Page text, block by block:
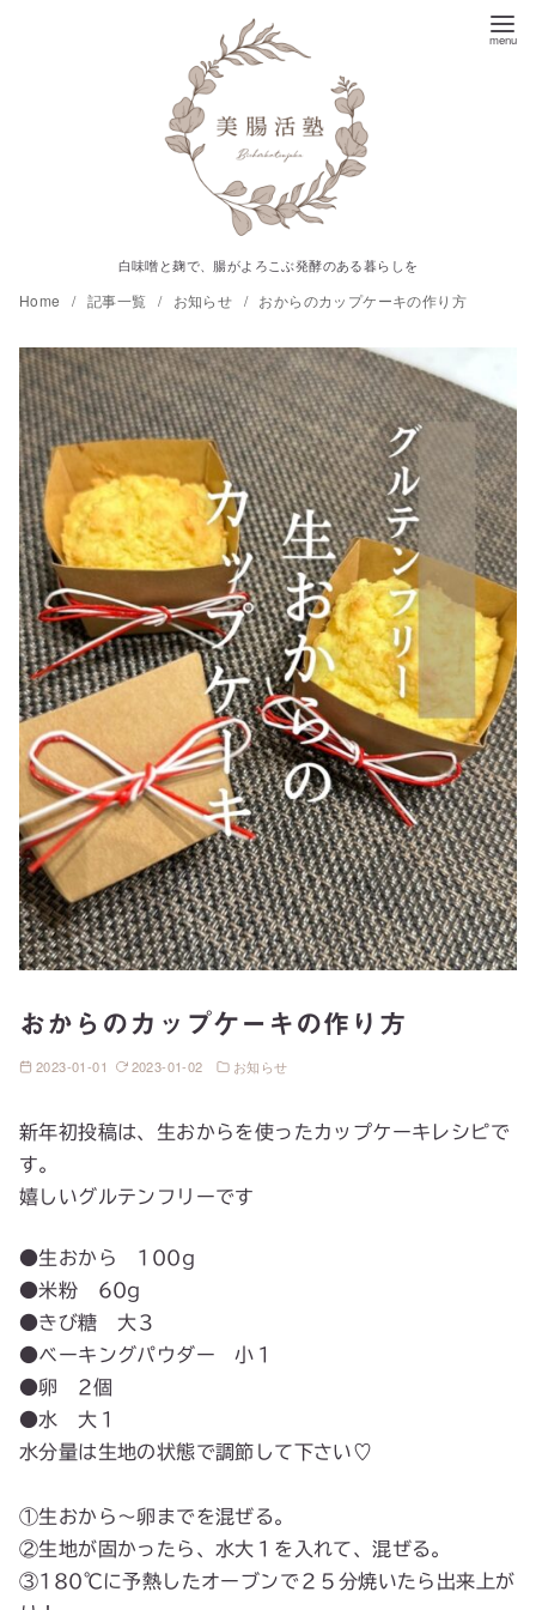
白味噌と麹で、腸がよろこぶ発酵のある暮らしを
Home 記事一覧 お知らせ おからのカップケーキの作り方
おからのカップケーキの作り方
2023-01-01 2023-01-02 お知らせ
新年初投稿は、生おからを使ったカップケーキレシピで
す。
嬉しいグルテンフリーです
●生おから 100g
●米粉 60g
●きび糖 大３
●ベーキングパウダー 小１
●卵 2個
●水 大１
水分量は生地の状態で調節して下さい♡
①生おから〜卵までを混ぜる。
②生地が固かったら、水大１を入れて、混ぜる。
③180℃に予熱したオーブンで２５分焼いたら出来上が